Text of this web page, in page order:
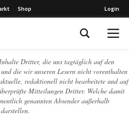
Shop Login
Dritter, die uns tagtäglich auf den
und die wir unseren Lesern nicht vorenthalten
redaktionell nicht bearbeitete und auf
Mitteilungen Dritter. Welche damit
genannten Absender außerhalb